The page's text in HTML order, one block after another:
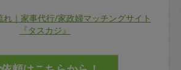
れ｜家事代行/家政婦マッチングサイト
『タスカジ』